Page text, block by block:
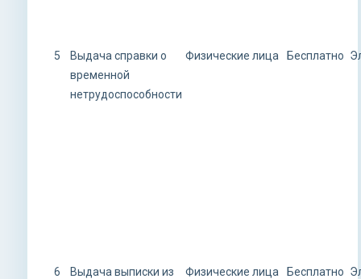
5
Выдача справки о
временной
нетрудоспособности
Физические лица Бесплатно
6
Выдача выписки из
Физические лица Бесплатно